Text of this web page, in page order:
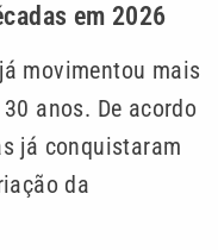
em 2026
movimentou mais
anos. De acordo
já conquistaram
da